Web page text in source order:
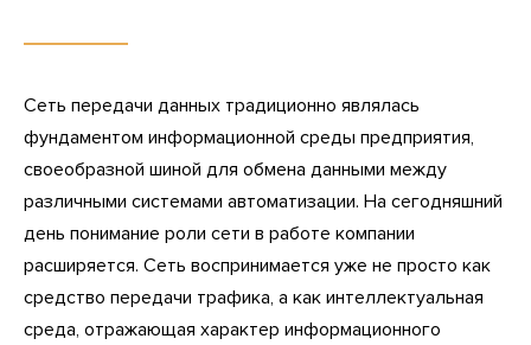
Сеть передачи данных традиционно являлась
фундаментом информационной среды предприятия,
своеобразной шиной для обмена данными между
различными системами автоматизации. На сегодняшний
день понимание роли сети в работе компании
расширяется. Сеть воспринимается уже не просто как
средство передачи трафика, а как интеллектуальная
среда, отражающая характер информационного